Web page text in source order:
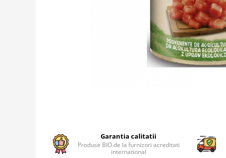
Garantia calitatii
Produse BIO de la furnizori acreditati
international